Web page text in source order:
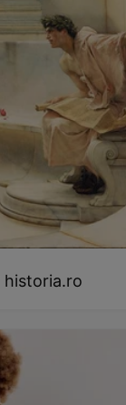
historia.ro